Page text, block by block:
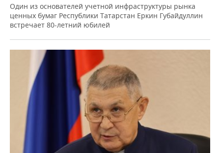
Один из основателей учетной инфраструктуры рынка
ценных бумаг Республики Татарстан Еркин Губайдуллин
встречает 80-летний юбилей